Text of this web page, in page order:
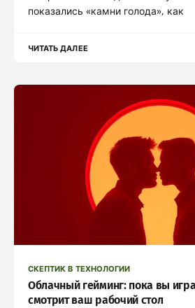
показались «камни голода», как
ЧИТАТЬ ДАЛЕЕ
СКЕПТИК В ТЕХНОЛОГИИ
Облачный гейминг: пока вы
смотрит ваш рабочий стол